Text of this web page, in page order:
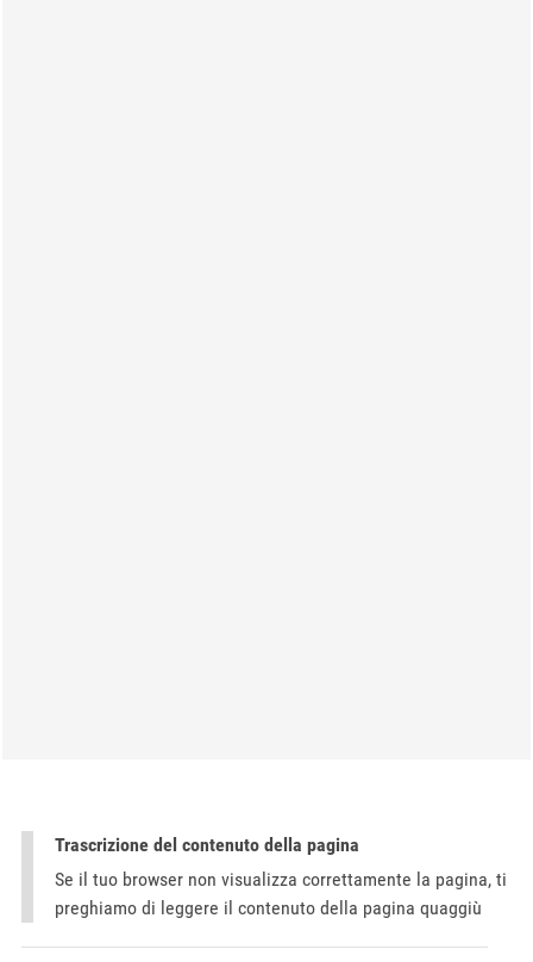
Trascrizione del contenuto della pagina
Se il tuo browser non visualizza correttamente la pagina, ti
preghiamo di leggere il contenuto della pagina quaggiù